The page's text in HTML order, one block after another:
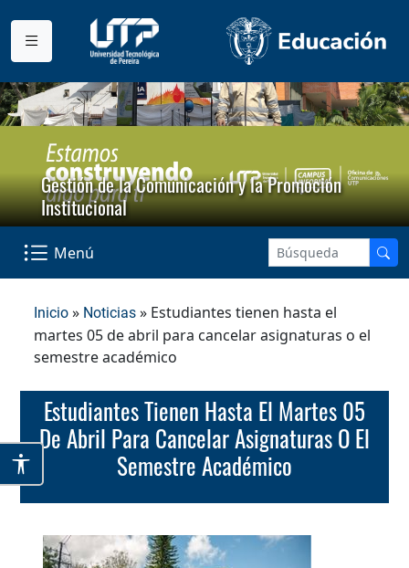
Gestión de la Comunicación y la Promoción
Institucional
Menú
Inicio » Noticias » Estudiantes tienen hasta el
martes 05 de abril para cancelar asignaturas o el
semestre académico
Estudiantes Tienen Hasta El Martes 05
De Abril Para Cancelar Asignaturas O El
Semestre Académico